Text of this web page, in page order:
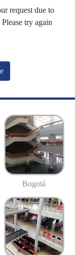
request due to
try again
Bogotá